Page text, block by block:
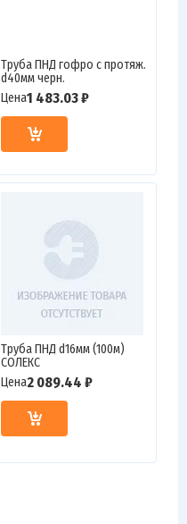
Труба ПНД гофро с протяж.
d40мм черн.
Цена1 483.03 ₽
Труба ПНД d16мм (100м)
СОЛЕКС
Цена2 089.44 ₽